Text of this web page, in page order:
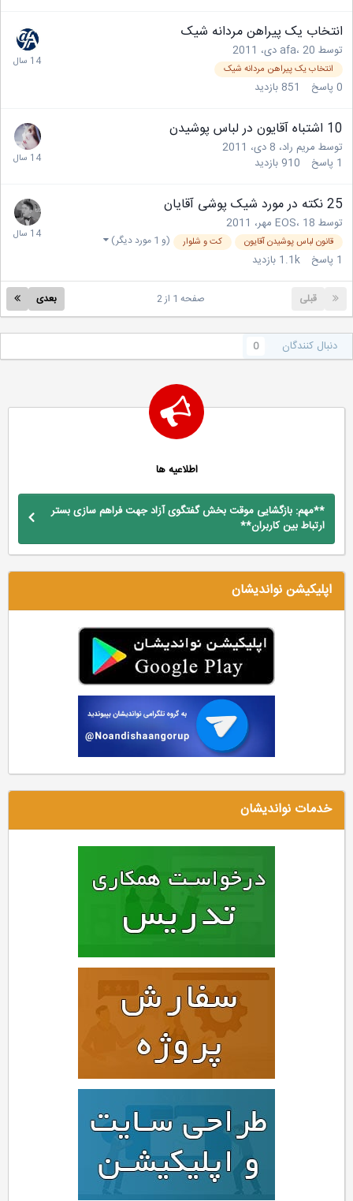
انتخاب یک پیراهن مردانه شیک
توسط afa ،20 دی، 2011
انتخاب یک پیراهن مردانه شیک
0پاسخ 851 بازدید
10 اشتباه آقايون در لباس پوشيدن
توسطمریم راد، 8 دی، 2011
پاسخ 910بازدید
25 نکته در مورد شیک پوشی آقایان
توسط EOS ،18 مهر، 2011
قانون لباس پوشیدن آقایون كت و شلوار (و 1 مورد دیگر)
پاسخ 1.1k بازدید
قبلی بعدی صفحه 1 از 2
دنبال کنندگان 0
اطلاعیه ها
**مهم: بازگشایی موقت بخش گفتگوی آزاد جهت فراهم سازی بستر
ارتباط بین کاربران**
اپلیکیشن نواندیشان
خدمات نواندیشان